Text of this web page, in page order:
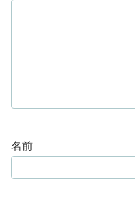
名前